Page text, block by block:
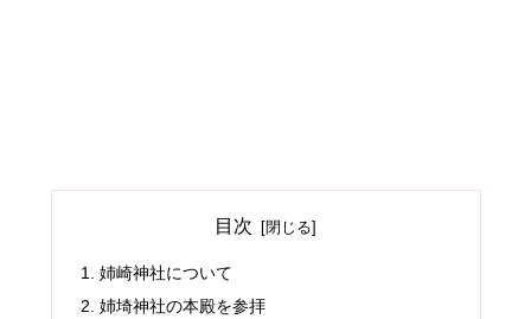
目次
姉崎神社について
姉埼神社の本殿を参拝